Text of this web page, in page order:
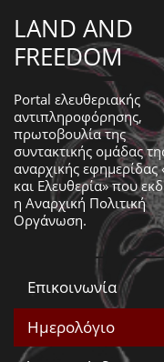
LAND AND
FREEDOM
Portal ελευθεριακής
αντιπληροφόρησης,
πρωτοβουλία της
συντακτικής ομάδας
αναρχικής εφημερίδας
και Ελευθερία» που
η Αναρχική Πολιτική
Οργάνωση.
Επικοινωνία
Ημερολόγιο